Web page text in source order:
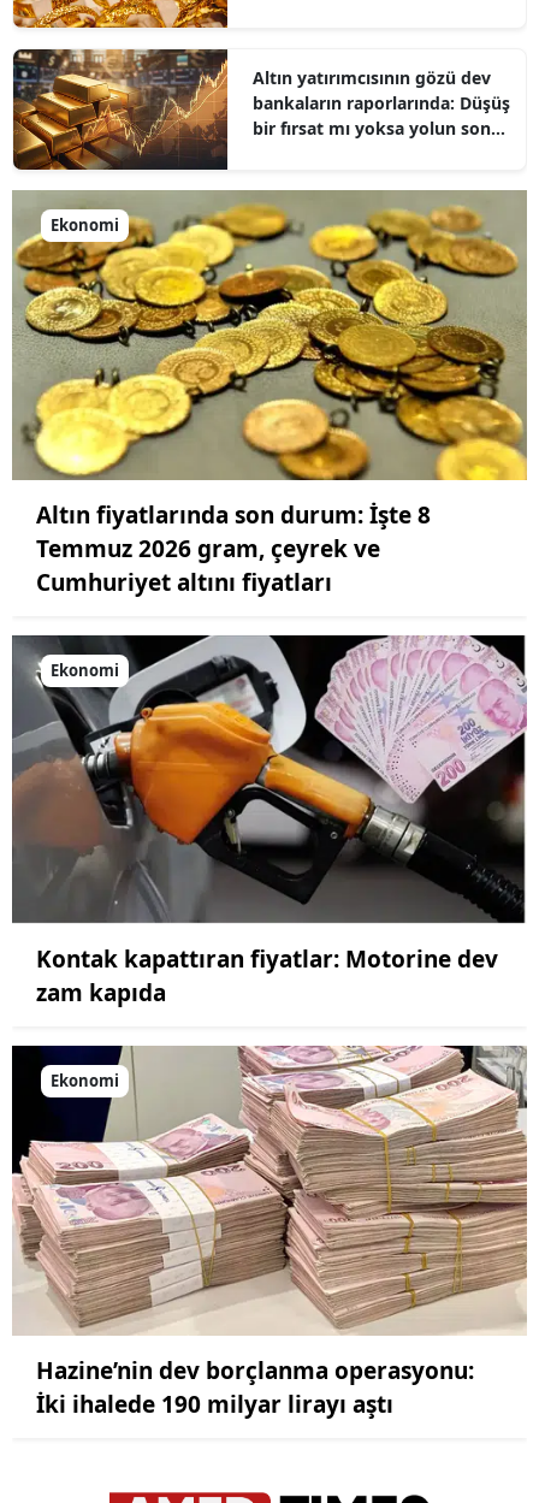
Altın yatırımcısının gözü dev
bankaların raporlarında: Düşüş
bir fırsat mı yoksa yolun sonu
Ekonomi
Altın fiyatlarında son durum: İşte 8
Temmuz 2026 gram, çeyrek ve
Cumhuriyet altını fiyatları
Ekonomi
Kontak kapattıran fiyatlar: Motorine dev
zam kapıda
Ekonomi
Hazine’nin dev borçlanma operasyonu:
İki ihalede 190 milyar lirayı aştı